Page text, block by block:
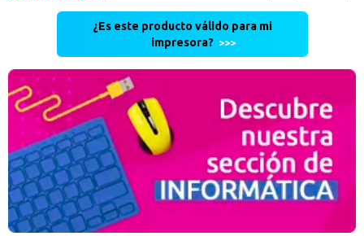
¿Es este producto válido para mi
impresora? >>>